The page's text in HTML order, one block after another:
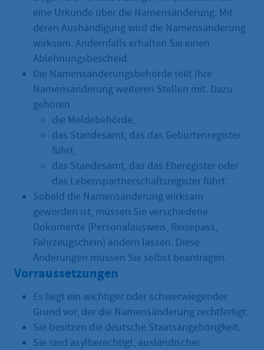
eine Urkunde über die Namensänderung. Mit
deren Aushändigung wird die Namensänderung
wirksam. Andernfalls erhalten Sie einen
Ablehnungsbescheid.
Die Namensänderungsbehörde teilt Ihre
Namensänderung weiteren Stellen mit. Dazu
gehören
die Meldebehörde,
das Standesamt, das das Geburtenregister
führt,
das Standesamt, das das Eheregister oder
das Lebenspartnerschaftsregister führt.
Sobald die Namensänderung wirksam
geworden ist, müssen Sie verschiedene
Dokumente (Personalausweis, Reisepass,
Fahrzeugschein) ändern lassen. Diese
Änderungen müssen Sie selbst beantragen.
Vorraussetzungen
Es liegt ein wichtiger oder schwerwiegender
Grund vor, der die Namensänderung rechtfertigt.
Sie besitzen die deutsche Staatsangehörigkeit.
Sie sind asylberechtigt, ausländischer